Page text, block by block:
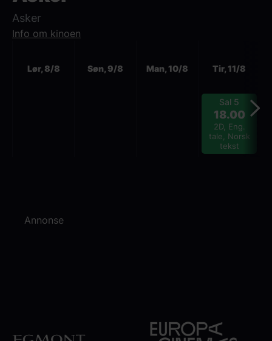
Asker
Info om kinoen
Lør, 8/8 Søn, 9/8 Man, 10/8 Tir, 11/8
Sal 5
18.00
2D, Eng.
tale, Norsk
tekst
Annonse